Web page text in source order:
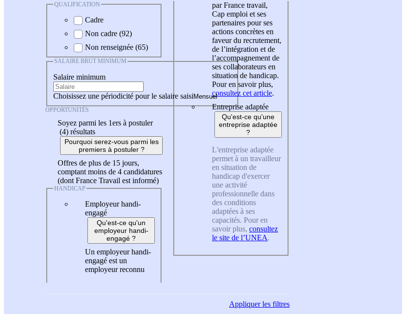
QUALIFICATION
Cadre
Non cadre (92)
Non renseignée (65)
SALAIRE BRUT MINIMUM
Salaire minimum
Choisissez une périodicité pour le salaire saisi
OPPORTUNITÉS
Soyez parmi les 1ers à postuler
(4) résultats
Pourquoi serez-vous parmi les
premiers à postuler ?
Offres de plus de 15 jours,
comptant moins de 4 candidatures
(dont France Travail est informé)
HANDICAP
Employeur handi-
engagé
Qu'est-ce qu'un
employeur handi-
engagé ?
Un employeur handi-
engagé est un
employeur reconnu
par France travail,
Cap emploi et ses
partenaires pour ses
actions concrètes en
faveur du recrutement,
de l’intégration et de
l’accompagnement de
ses collaborateurs en
situation de handicap.
Pour en savoir plus,
consultez cet article.
Entreprise adaptée
Qu'est-ce qu'une
entreprise adaptée
?
L'entreprise adaptée
permet à un travailleur
en situation de
handicap d'exercer
une activité
professionnelle dans
des conditions
adaptées à ses
capacités. Pour en
savoir plus, consultez
le site de l’UNEA.
Appliquerles filtres